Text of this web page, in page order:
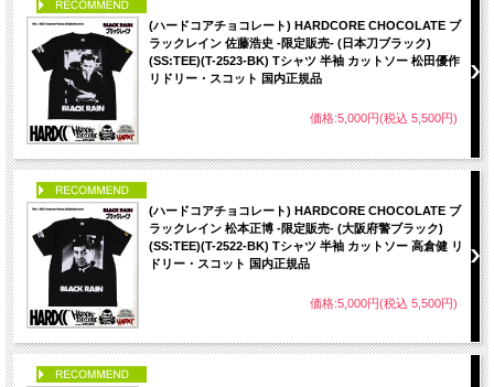
(ハードコアチョコレート) HARDCORE CHOCOLATE ブ
ラックレイン 佐藤浩史 -限定販売- (日本刀ブラック)
(SS:TEE)(T-2523-BK) Tシャツ 半袖 カットソー 松田優作
リドリー・スコット 国内正規品
価格:5,000円(税込 5,500円)
(ハードコアチョコレート) HARDCORE CHOCOLATE ブ
ラックレイン 松本正博 -限定販売- (大阪府警ブラック)
(SS:TEE)(T-2522-BK) Tシャツ 半袖 カットソー 高倉健 リ
ドリー・スコット 国内正規品
価格:5,000円(税込 5,500円)